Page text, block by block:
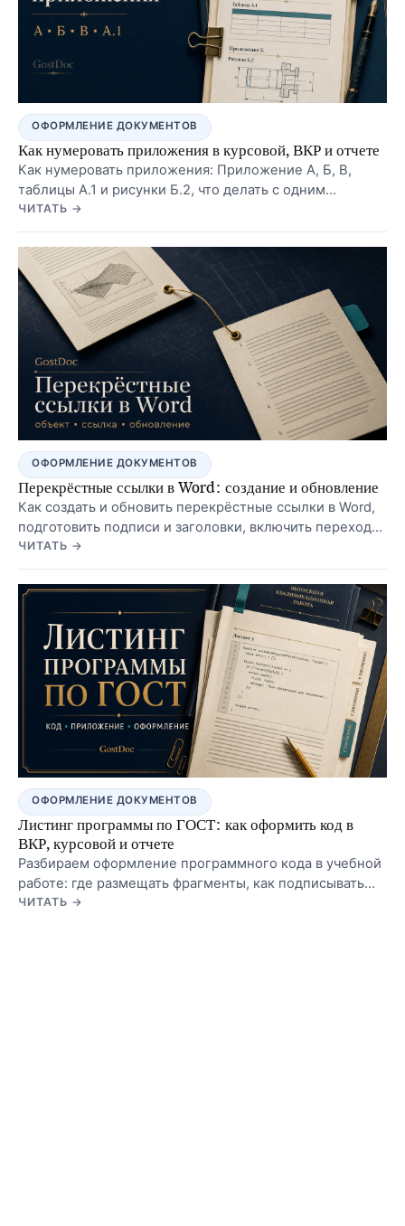
ОФОРМЛЕНИЕ ДОКУМЕНТОВ
Как нумеровать приложения в курсовой, ВКР и отчете
Как нумеровать приложения: Приложение А, Б, В,
таблицы А.1 и рисунки Б.2, что делать с одним
приложением, как не перепутать приложения с
главами и как проверить содержание.
ЧИТАТЬ →
ОФОРМЛЕНИЕ ДОКУМЕНТОВ
Перекрёстные ссылки в Word: создание и обновление
Как создать и обновить перекрёстные ссылки в Word,
подготовить подписи и заголовки, включить переходы
и исправить ошибку источника ссылки.
ЧИТАТЬ →
ОФОРМЛЕНИЕ ДОКУМЕНТОВ
Листинг программы по ГОСТ: как оформить код в
ВКР, курсовой и отчете
Разбираем оформление программного кода в учебной
работе: где размещать фрагменты, как подписывать
листинги, когда выносить код в приложение и как не
ЧИТАТЬ →